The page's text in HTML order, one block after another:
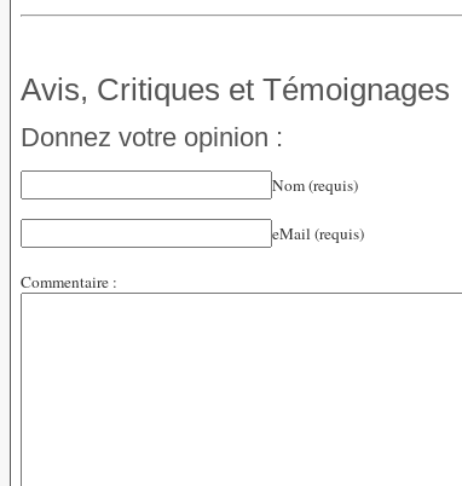
Avis, Critiques et Témoignages
Donnez votre opinion :
Nom (requis)
eMail (requis)
Commentaire :